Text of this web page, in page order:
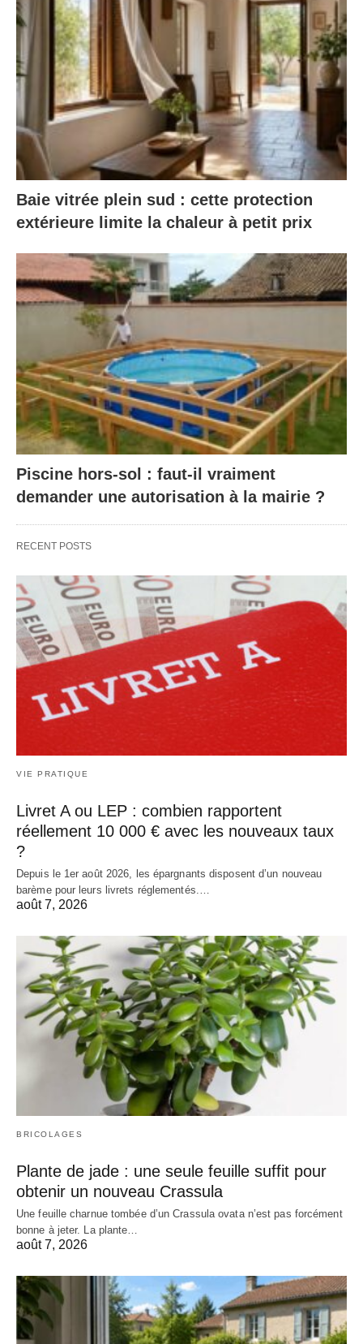
Baie vitrée plein sud : cette protection
extérieure limite la chaleur à petit prix
Piscine hors-sol : faut-il vraiment
demander une autorisation à la mairie ?
RECENT POSTS
VIE PRATIQUE
Livret A ou LEP : combien rapportent
réellement 10 000 € avec les nouveaux taux
?
Depuis le 1er août 2026, les épargnants disposent d’un nouveau
barème pour leurs livrets réglementés.…
août 7, 2026
BRICOLAGES
Plante de jade : une seule feuille suffit pour
obtenir un nouveau Crassula
Une feuille charnue tombée d’un Crassula ovata n’est pas forcément
bonne à jeter. La plante…
août 7, 2026